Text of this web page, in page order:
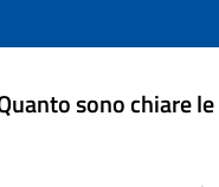
sono chiare